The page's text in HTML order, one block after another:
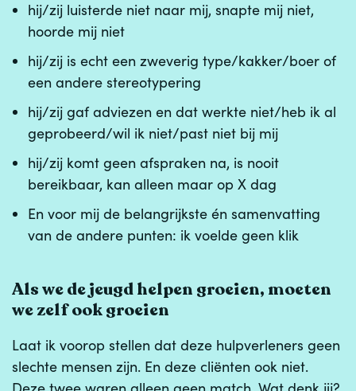
hij/zij luisterde niet naar mij, snapte mij niet,
hoorde mij niet
hij/zij is echt een zweverig type/kakker/boer of
een andere stereotypering
hij/zij gaf adviezen en dat werkte niet/heb ik al
geprobeerd/wil ik niet/past niet bij mij
hij/zij komt geen afspraken na, is nooit
bereikbaar, kan alleen maar op X dag
En voor mij de belangrijkste én samenvatting
van de andere punten: ik voelde geen klik
Als we de jeugd helpen groeien, moeten
we zelf ook groeien
Laat ik voorop stellen dat deze hulpverleners geen
slechte mensen zijn. En deze cliënten ook niet.